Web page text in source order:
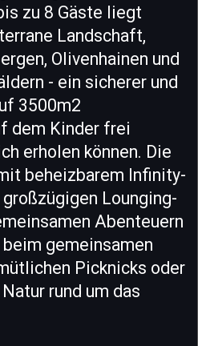
zu 8 Gäste liegt
Landschaft,
Olivenhainen und
- ein sicherer und
3500m2
dem Kinder frei
erholen können. Die
beheizbarem Infinity-
Lounging-
Abenteuern
gemeinsamen
Picknicks oder
rund um das